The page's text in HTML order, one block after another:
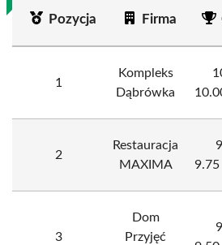
Pozycja Firma
1
Kompleks
Dąbrówka
2
Restauracja
MAXIMA
9.75
3
Dom
Przyjęć